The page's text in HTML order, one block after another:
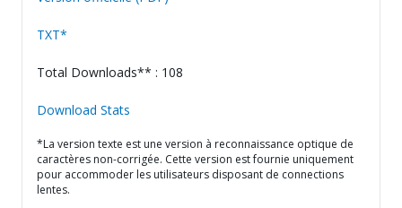
TXT*
Total Downloads** : 108
Download Stats
*La version texte est une version à reconnaissance optique de
caractères non-corrigée. Cette version est fournie uniquement
pour accommoder les utilisateurs disposant de connections
lentes.